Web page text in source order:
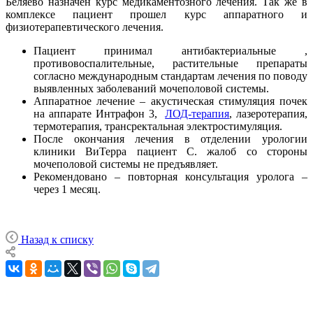
комплексе пациент прошел курс аппаратного и
физиотерапевтического лечения.
Пациент принимал антибактериальные ,
противовоспалительные, растительные препараты
согласно международным стандартам лечения по поводу
выявленных заболеваний мочеполовой системы.
Аппаратное лечение – акустическая стимуляция почек
на аппарате Интрафон 3,ЛОД-терапия, лазеротерапия,
термотерапия, трансректальная электростимуляция.
После окончания лечения в отделении урологии
клиники ВиТерра пациент С. жалоб со стороны
мочеполовой системы не предъявляет.
Рекомендовано – повторная консультация уролога –
через 1 месяц.
Назад к списку